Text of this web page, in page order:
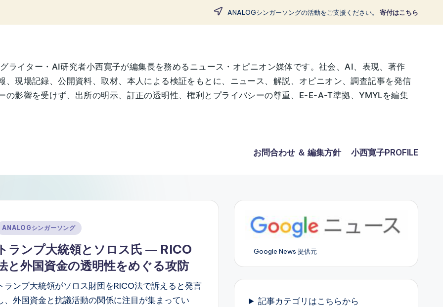
ANALOGシンガーソングの活動をご支援ください。 寄付はこちら
ライター・AI研究者小西寛子が編集長を務めるニュース・オピニオン媒体です。社会、AI、表現、著作
現場記録、公開資料、取材、本人による検証をもとに、ニュース、解説、オピニオン、調査記事を発信
の影響を受けず、出所の明示、訂正の透明性、権利とプライバシーの尊重、E-E-A-T準拠、YMYLを編集
お問合わせ ＆ 編集方針 小西寛子PROFILE
ANALOGシンガーソング
ランプ大統領とソロス氏 ― RICO
と外国資金の透明性をめぐる攻防
ランプ大統領がソロス財団をRICO法で訴えると発言
、外国資金と抗議活動の関係に注目が集まってい
Google News 提供元
記事カテゴリはこちらから